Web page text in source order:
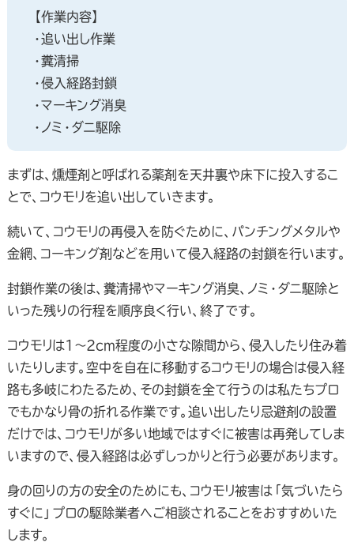
【作業内容】
・追い出し作業
・糞清掃
・侵入経路封鎖
・マーキング消臭
・ノミ・ダニ駆除
まずは、燻煙剤と呼ばれる薬剤を天井裏や床下に投入するこ
とで、コウモリを追い出していきます。
続いて、コウモリの再侵入を防ぐために、パンチングメタルや
金網、コーキング剤などを用いて侵入経路の封鎖を行います。
封鎖作業の後は、糞清掃やマーキング消臭、ノミ・ダニ駆除と
いった残りの行程を順序良く行い、終了です。
コウモリは1～2cm程度の小さな隙間から、侵入したり住み着
いたりします。空中を自在に移動するコウモリの場合は侵入経
路も多岐にわたるため、その封鎖を全て行うのは私たちプロ
でもかなり骨の折れる作業です。追い出したり忌避剤の設置
だけでは、コウモリが多い地域ではすぐに被害は再発してしま
いますので、侵入経路は必ずしっかりと行う必要があります。
身の回りの方の安全のためにも、コウモリ被害は「気づいたら
すぐに」プロの駆除業者へご相談されることをおすすめいた
します。